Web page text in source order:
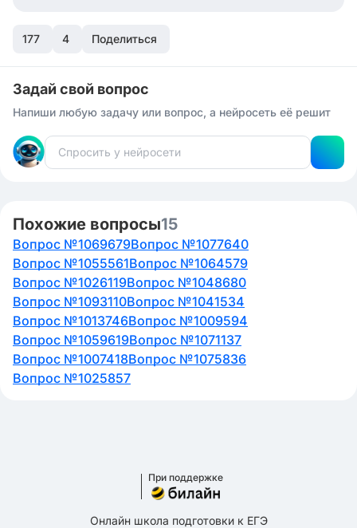
177 4 Поделиться
Задай свой вопрос
Напиши любую задачу или вопрос, а нейросеть её решит
Похожие вопросы15
Вопрос №1069679Вопрос №1077640
Вопрос №1055561Вопрос №1064579
Вопрос №1026119Вопрос №1048680
Вопрос №1093110Вопрос №1041534
Вопрос №1013746Вопрос №1009594
Вопрос №1059619Вопрос №1071137
Вопрос №1007418Вопрос №1075836
Вопрос №1025857
При поддержке
Онлайн школа подготовки к ЕГЭ